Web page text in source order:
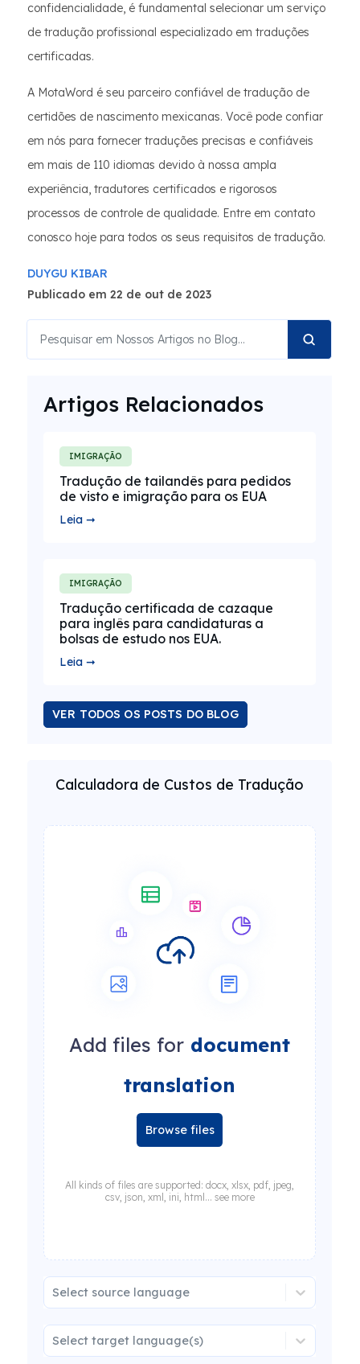
confidencialidade, é fundamental selecionar um serviço
de tradução profissional especializado em traduções
certificadas.
A MotaWord é seu parceiro confiável de tradução de
certidões de nascimento mexicanas. Você pode confiar
em nós para fornecer traduções precisas e confiáveis
em mais de 110 idiomas devido à nossa ampla
experiência, tradutores certificados e rigorosos
processos de controle de qualidade. Entre em contato
conosco hoje para todos os seus requisitos de tradução.
DUYGU KIBAR
Publicado em 22 de out de 2023
Artigos Relacionados
IMIGRAÇÃO
Tradução de tailandês para pedidos
de visto e imigração para os EUA
Leia ➞
IMIGRAÇÃO
Tradução certificada de cazaque
para inglês para candidaturas a
bolsas de estudo nos EUA.
Leia ➞
VER TODOS OS POSTS DO BLOG
Calculadora de Custos de Tradução
Add files for document
translation
Browse files
All kinds of files are supported: docx, xlsx, pdf, jpeg,
csv, json, xml, ini, html... see more
Select source language
Select target language(s)